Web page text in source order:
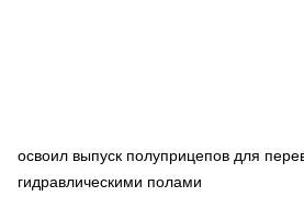
СПЕЦПРОЕКТЫ
МЕРОПРИЯТИЯ
освоил выпуск полуприцепов для
гидравлическими полами